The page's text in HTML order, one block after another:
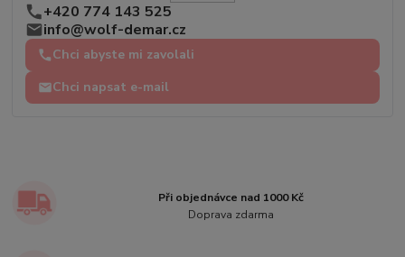
+420 774 143 525
info@wolf-demar.cz
Chci abyste mi zavolali
Chci napsat e-mail
Při objednávce nad 1000 Kč
Doprava zdarma